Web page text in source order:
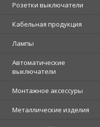
Розетки выключатели
Кабельная продукция
Лампы
Автоматические
выключатели
Монтажное аксессуры
Металлические изделия